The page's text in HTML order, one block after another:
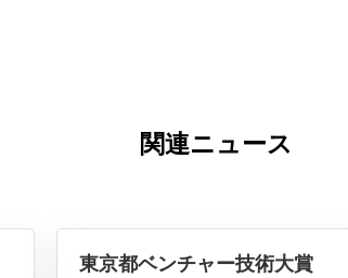
関連ニュース
東京都ベンチャー技術大賞